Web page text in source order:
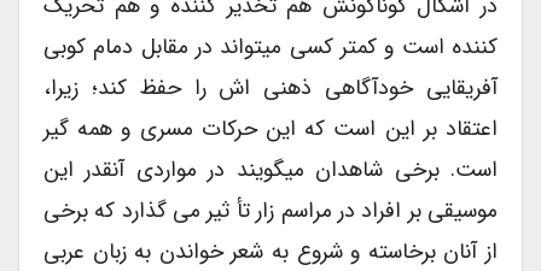
کننده است و کمتر کسی میتواند در مقابل دمام کوبی
آفریقایی خودآگاهی ذهنی اش را حفظ کند؛ زیرا،
اعتقاد بر این است که این حرکات مسری و همه گیر
است. برخی شاهدان میگویند در مواردی آنقدر این
موسیقی بر افراد در مراسم زار تأ ثیر می گذارد که برخی
از آنان برخاسته و شروع به شعر خواندن به زبان عربی